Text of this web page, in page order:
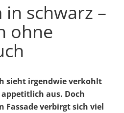
in schwarz –
ohne
sieht irgendwie verkohlt
aus. Doch
Fassade verbirgt sich viel